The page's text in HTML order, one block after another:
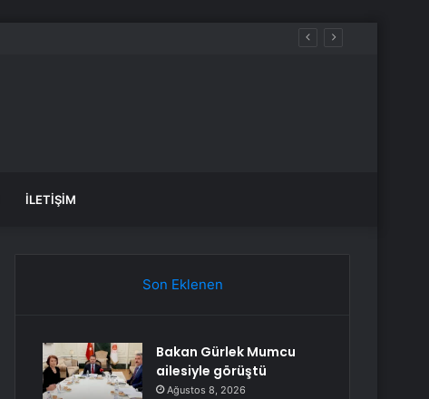
İLETIŞIM
Son Eklenen
Bakan Gürlek Mumcu
ailesiyle görüştü
Ağustos 8, 2026